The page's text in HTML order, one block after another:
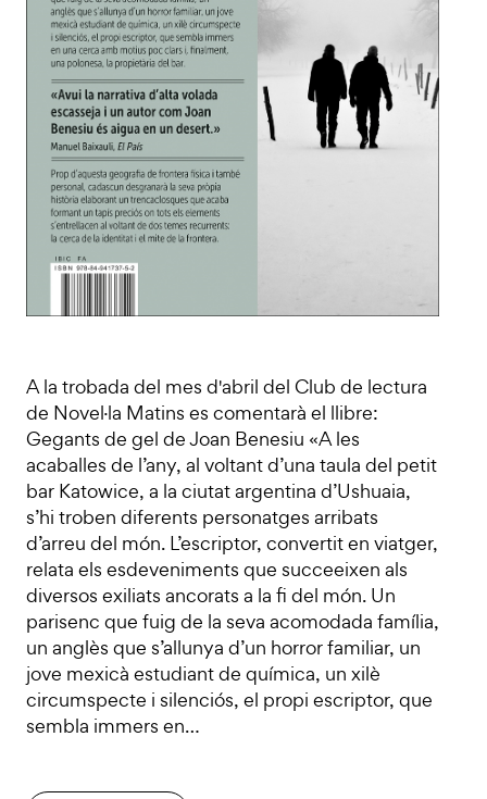
A la trobada del mes d'abril del Club de lectura
de Novel·la Matins es comentarà el llibre:
Gegants de gel de Joan Benesiu «A les
acaballes de l’any, al voltant d’una taula del petit
bar Katowice, a la ciutat argentina d’Ushuaia,
s’hi troben diferents personatges arribats
d’arreu del món. L’escriptor, convertit en viatger,
relata els esdeveniments que succeeixen als
diversos exiliats ancorats a la fi del món. Un
parisenc que fuig de la seva acomodada família,
un anglès que s’allunya d’un horror familiar, un
jove mexicà estudiant de química, un xilè
circumspecte i silenciós, el propi escriptor, que
sembla immers en…